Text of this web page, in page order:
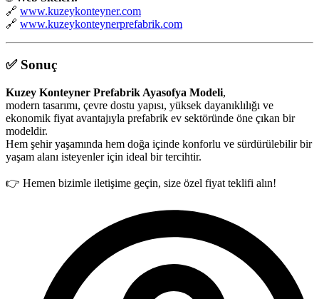
🔗 www.kuzeykonteyner.com
🔗 www.kuzeykonteynerprefabrik.com
✅ Sonuç
Kuzey Konteyner Prefabrik Ayasofya Modeli,
modern tasarımı, çevre dostu yapısı, yüksek dayanıklılığı ve
ekonomik fiyat avantajıyla prefabrik ev sektöründe öne çıkan bir
modeldir.
Hem şehir yaşamında hem doğa içinde konforlu ve sürdürülebilir bir
yaşam alanı isteyenler için ideal bir tercihtir.
👉 Hemen bizimle iletişime geçin, size özel fiyat teklifi alın!